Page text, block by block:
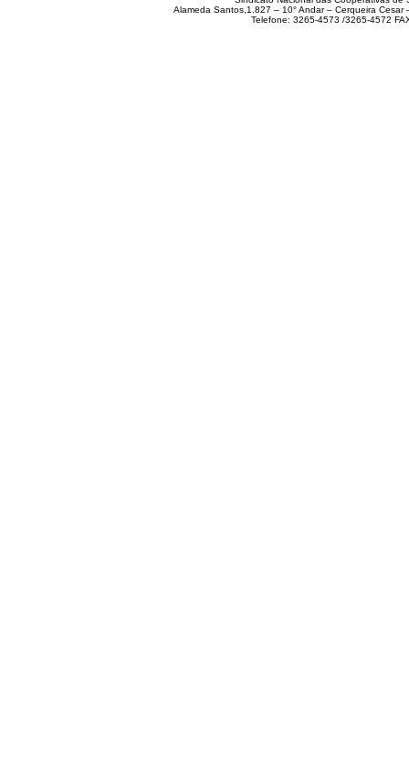
Alameda Santos,1.827 – 10° Andar – Cerqueira
Telefone: 3265-4573 /3265-4572